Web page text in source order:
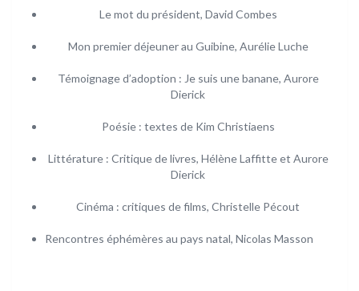
Le mot du président, David Combes
Mon premier déjeuner au Guibine, Aurélie Luche
Témoignage d’adoption : Je suis une banane, Aurore
Dierick
Poésie : textes de Kim Christiaens
Littérature : Critique de livres, Hélène Laffitte et Aurore
Dierick
Cinéma : critiques de films, Christelle Pécout
Rencontres éphémères au pays natal, Nicolas Masson